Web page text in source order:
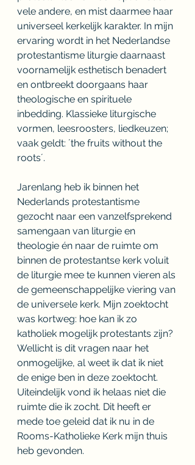
vele andere, en mist daarmee haar
universeel kerkelijk karakter. In mijn
ervaring wordt in het Nederlandse
protestantisme liturgie daarnaast
voornamelijk esthetisch benadert
en ontbreekt doorgaans haar
theologische en spirituele
inbedding. Klassieke liturgische
vormen, leesroosters, liedkeuzen;
vaak geldt: ´the fruits without the
roots´.
Jarenlang heb ik binnen het
Nederlands protestantisme
gezocht naar een vanzelfsprekend
samengaan van liturgie en
theologie én naar de ruimte om
binnen de protestantse kerk voluit
de liturgie mee te kunnen vieren als
de gemeenschappelijke viering van
de universele kerk. Mijn zoektocht
was kortweg: hoe kan ik zo
katholiek mogelijk protestants zijn?
Wellicht is dit vragen naar het
onmogelijke, al weet ik dat ik niet
de enige ben in deze zoektocht.
Uiteindelijk vond ik helaas niet die
ruimte die ik zocht. Dit heeft er
mede toe geleid dat ik nu in de
Rooms-Katholieke Kerk mijn thuis
heb gevonden.